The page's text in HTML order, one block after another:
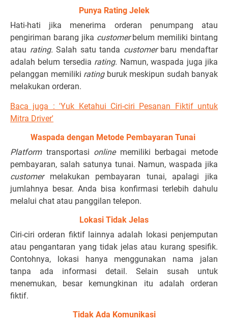
Punya Rating Jelek
Hati-hati jika menerima orderan penumpang atau
pengiriman barang jika customerbelum memiliki bintang
atau rating.Salah satu tanda customer baru mendaftar
adalah belum tersedia rating. Namun, waspada juga jika
pelanggan memiliki rating buruk meskipun sudah banyak
melakukan orderan.
Baca juga : 'Yuk Ketahui Ciri-ciri Pesanan Fiktif untuk
Mitra Driver'
Waspada dengan Metode Pembayaran Tunai
Platform transportasi online memiliki berbagai metode
pembayaran, salah satunya tunai. Namun, waspada jika
customer melakukan pembayaran tunai, apalagi jika
jumlahnya besar. Anda bisa konfirmasi terlebih dahulu
melalui chat atau panggilan telepon.
Lokasi Tidak Jelas
Ciri-ciri orderan fiktif lainnya adalah lokasi penjemputan
atau pengantaran yang tidak jelas atau kurang spesifik.
Contohnya, lokasi hanya menggunakan nama jalan
tanpa ada informasi detail. Selain susah untuk
menemukan, besar kemungkinan itu adalah orderan
fiktif.
Tidak Ada Komunikasi